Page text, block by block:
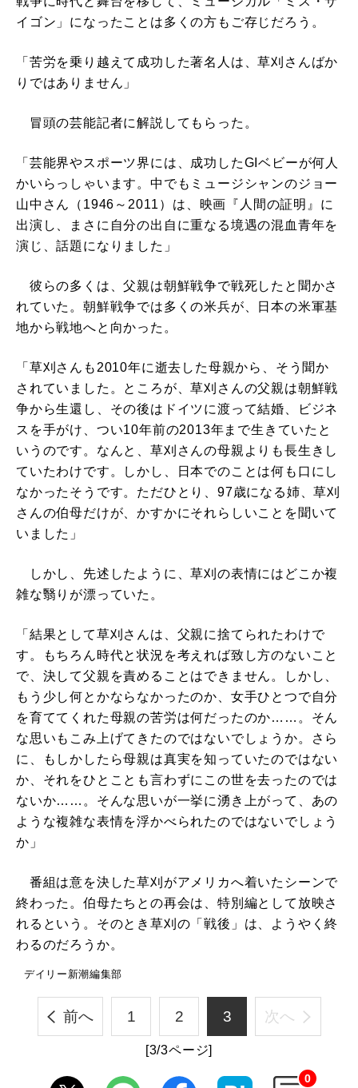
イゴン」になったことは多くの方もご存じだろう。
「苦労を乗り越えて成功した著名人は、草刈さんばか
りではありません」
冒頭の芸能記者に解説してもらった。
「芸能界やスポーツ界には、成功したGIベビーが何人
かいらっしゃいます。中でもミュージシャンのジョー
山中さん（1946～2011）は、映画『人間の証明』に
出演し、まさに自分の出自に重なる境遇の混血青年を
演じ、話題になりました」
彼らの多くは、父親は朝鮮戦争で戦死したと聞かさ
れていた。朝鮮戦争では多くの米兵が、日本の米軍基
地から戦地へと向かった。
「草刈さんも2010年に逝去した母親から、そう聞か
されていました。ところが、草刈さんの父親は朝鮮戦
争から生還し、その後はドイツに渡って結婚、ビジネ
スを手がけ、つい10年前の2013年まで生きていたと
いうのです。なんと、草刈さんの母親よりも長生きし
ていたわけです。しかし、日本でのことは何も口にし
なかったそうです。ただひとり、97歳になる姉、草刈
さんの伯母だけが、かすかにそれらしいことを聞いて
いました」
しかし、先述したように、草刈の表情にはどこか複
雑な翳りが漂っていた。
「結果として草刈さんは、父親に捨てられたわけで
す。もちろん時代と状況を考えれば致し方のないこと
で、決して父親を責めることはできません。しかし、
もう少し何とかならなかったのか、女手ひとつで自分
を育ててくれた母親の苦労は何だったのか……。そん
な思いもこみ上げてきたのではないでしょうか。さら
に、もしかしたら母親は真実を知っていたのではない
か、それをひとことも言わずにこの世を去ったのでは
ないか……。そんな思いが一挙に湧き上がって、あの
ような複雑な表情を浮かべられたのではないでしょう
か」
番組は意を決した草刈がアメリカへ着いたシーンで
終わった。伯母たちとの再会は、特別編として放映さ
れるという。そのとき草刈の「戦後」は、ようやく終
わるのだろうか。
デイリー新潮編集部
前へ 1 2 3 次へ
[3/3ページ]
0